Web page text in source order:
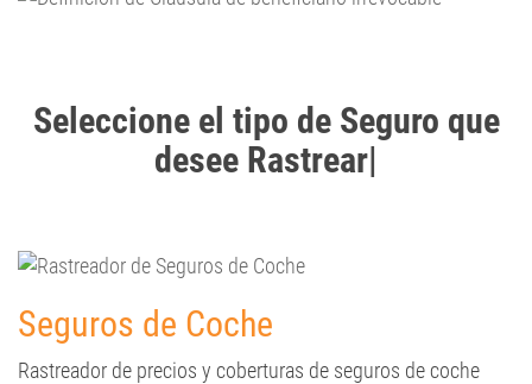
Seleccione el tipo de Seguro que
desee Rastrear|
Seguros de Coche
Rastreador de precios y coberturas de seguros de coche